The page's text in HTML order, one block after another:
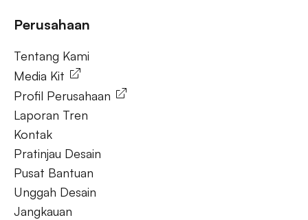
Tentang Kami
Perusahaan
Tentang Kami
Media Kit
Profil Perusahaan
Laporan Tren
Kontak
Pratinjau Desain
Pusat Bantuan
Unggah Desain
Jangkauan